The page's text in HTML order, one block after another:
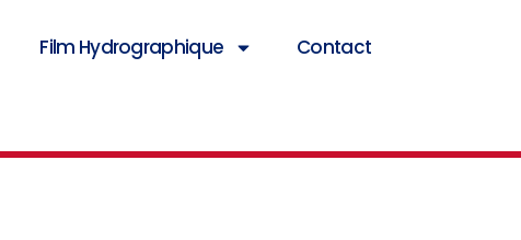
Film Hydrographique Contact